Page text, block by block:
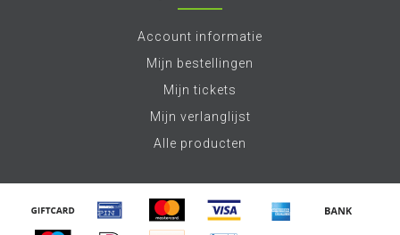
Account informatie
Mijn bestellingen
Mijn tickets
Mijn verlanglijst
Alle producten